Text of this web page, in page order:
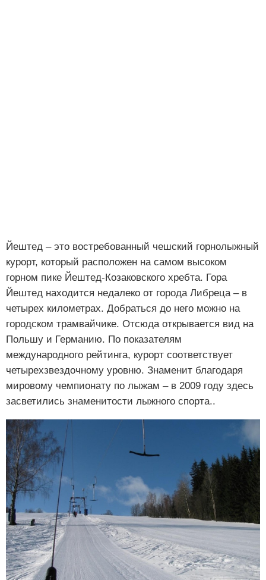
Йештед – это востребованный чешский горнолыжный
курорт, который расположен на самом высоком
горном пике Йештед-Козаковского хребта. Гора
Йештед находится недалеко от города Либреца – в
четырех километрах. Добраться до него можно на
городском трамвайчике. Отсюда открывается вид на
Польшу и Германию. По показателям
международного рейтинга, курорт соответствует
четырехзвездочному уровню. Знаменит благодаря
мировому чемпионату по лыжам – в 2009 году здесь
засветились знаменитости лыжного спорта..